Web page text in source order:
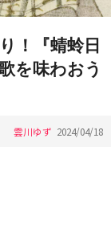
！『蜻蛉日
を味わおう
雲川ゆず 2024/04/18